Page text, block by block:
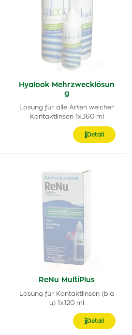
Hyalook Mehrzwecklösun
g
Lösung für alle Arten weicher
Kontaktlinsen 1x360 ml
Detail
ReNu MultiPlus
Lösung für Kontaktlinsen (bla
u) 1x120 ml
Detail